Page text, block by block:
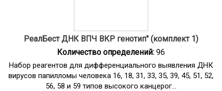
РеалБест ДНК ВПЧ ВКР генотип" (комплект 1)
Количество определений: 96
Набор реагентов для дифференциального выявления ДНК
вирусов папилломы человека 16, 18, 31, 33, 35, 39, 45, 51, 52,
56, 58 и 59 типов высокого канцерог...